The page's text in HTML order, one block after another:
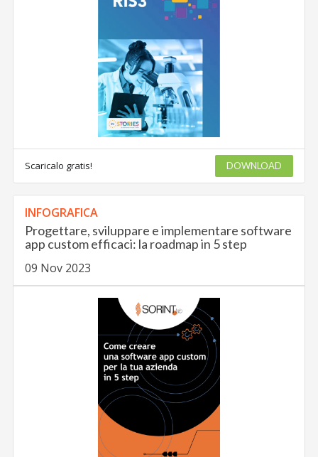
Scaricalo gratis! DOWNLOAD
INFOGRAFICA
Progettare, sviluppare e implementare software
app custom efficaci: la roadmap in 5 step
09 Nov 2023